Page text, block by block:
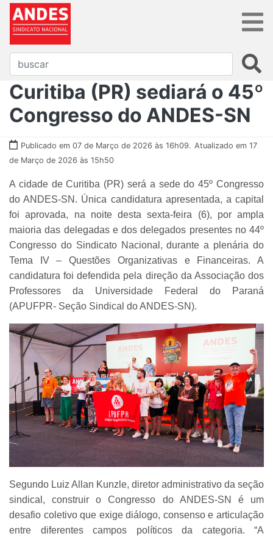
Curitiba (PR) sediará o 45º
Congresso do ANDES-SN
Publicado em 07 de Março de 2026 às 16h09. Atualizado em 17
de Março de 2026 às 15h50
A cidade de Curitiba (PR) será a sede do 45º Congresso
do ANDES-SN. Única candidatura apresentada, a capital
foi aprovada, na noite desta sexta-feira (6), por ampla
maioria das delegadas e dos delegados presentes no 44º
Congresso do Sindicato Nacional, durante a plenária do
Tema IV – Questões Organizativas e Financeiras. A
candidatura foi defendida pela direção da Associação dos
Professores da Universidade Federal do Paraná
(APUFPR- Seção Sindical do ANDES-SN).
Segundo Luiz Allan Kunzle, diretor administrativo da seção
sindical, construir o Congresso do ANDES-SN é um
desafio coletivo que exige diálogo, consenso e articulação
entre diferentes campos políticos da categoria. “A